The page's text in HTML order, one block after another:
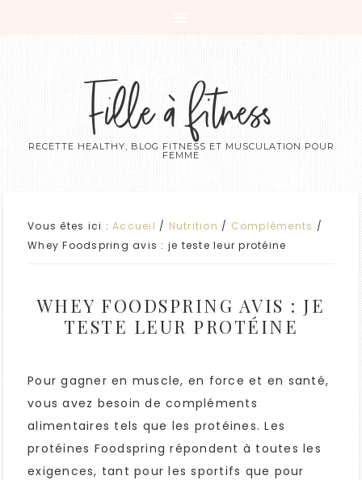
Fille à fitness
RECETTE HEALTHY, BLOG FITNESS ET MUSCULATION POUR
FEMME
Vous êtes ici : Accueil / Nutrition / Compléments /
Whey Foodspring avis : je teste leur protéine
WHEY FOODSPRING AVIS : JE
TESTE LEUR PROTÉINE
Pour gagner en muscle, en force et en santé,
vous avez besoin de compléments
alimentaires tels que les protéines. Les
protéines Foodspring répondent à toutes les
exigences, tant pour les sportifs que pour